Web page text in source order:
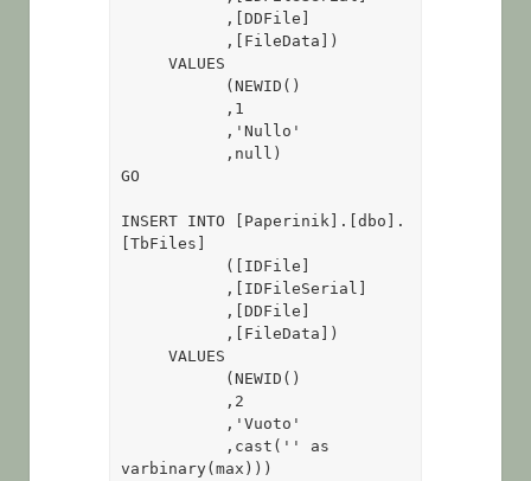
     VALUES
GO
INSERT INTO [Paperinik].[dbo].
[TbFiles]
     VALUES
varbinary(max)))